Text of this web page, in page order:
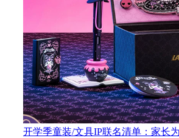
开学季童装/文具IP联名清单：家长